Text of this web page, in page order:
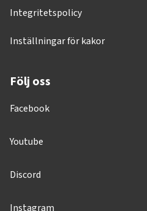
Integritetspolicy
Inställningar för kakor
Följ oss
Facebook
Youtube
Discord
Instagram